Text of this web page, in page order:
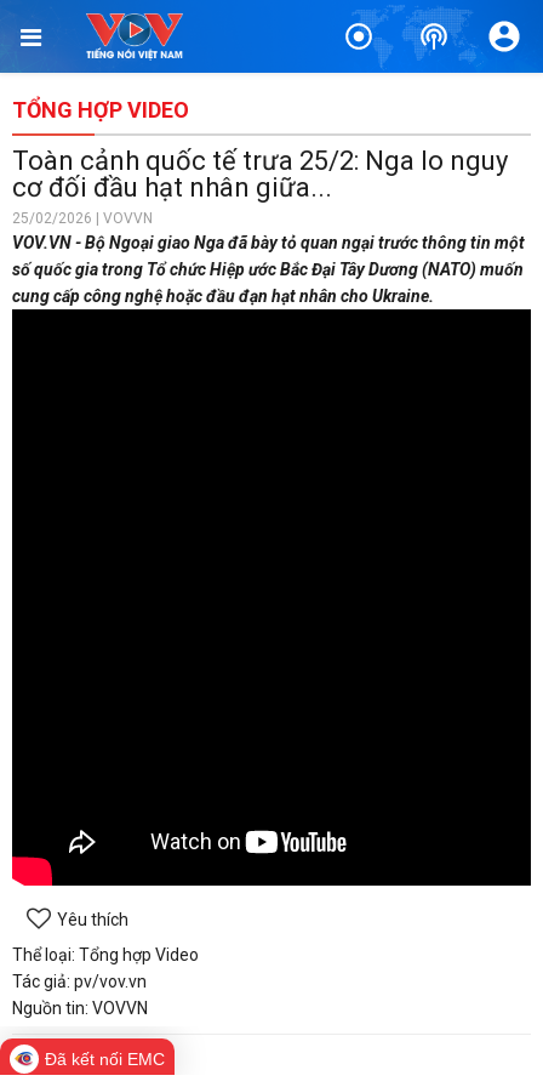
TỔNG HỢP VIDEO
Toàn cảnh quốc tế trưa 25/2: Nga lo nguy
cơ đối đầu hạt nhân giữa...
25/02/2026 | VOVVN
VOV.VN - Bộ Ngoại giao Nga đã bày tỏ quan ngại trước thông tin một
số quốc gia trong Tổ chức Hiệp ước Bắc Đại Tây Dương (NATO) muốn
cung cấp công nghệ hoặc đầu đạn hạt nhân cho Ukraine.
Yêu thích
Thể loại: Tổng hợp Video
Tác giả: pv/vov.vn
Nguồn tin: VOVVN
Bình luận
Đã kết nối EMC